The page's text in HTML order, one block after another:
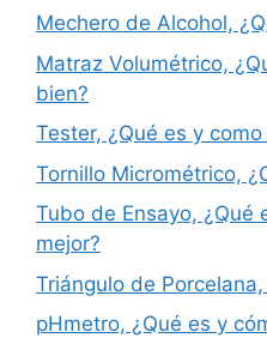
Mechero de Alcohol,
Matraz Volumétrico,
bien?
Tester, ¿Qué es y
Tornillo Micrométrico,
Tubo de Ensayo, ¿Qué
mejor?
Triángulo de
pHmetro, ¿Qué es y